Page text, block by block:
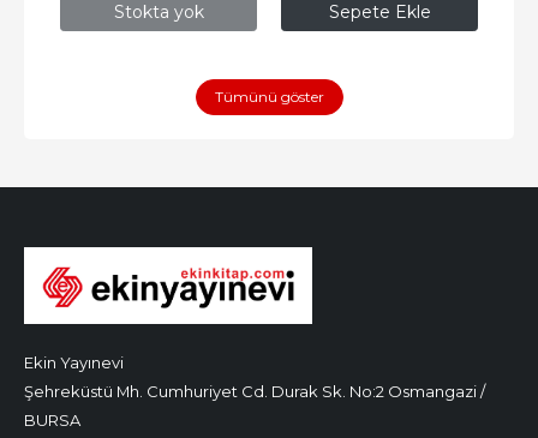
Stokta yok Sepete Ekle
Tümünü göster
Ekin Yayınevi
Şehreküstü Mh. Cumhuriyet Cd. Durak Sk. No:2 Osmangazi /
BURSA